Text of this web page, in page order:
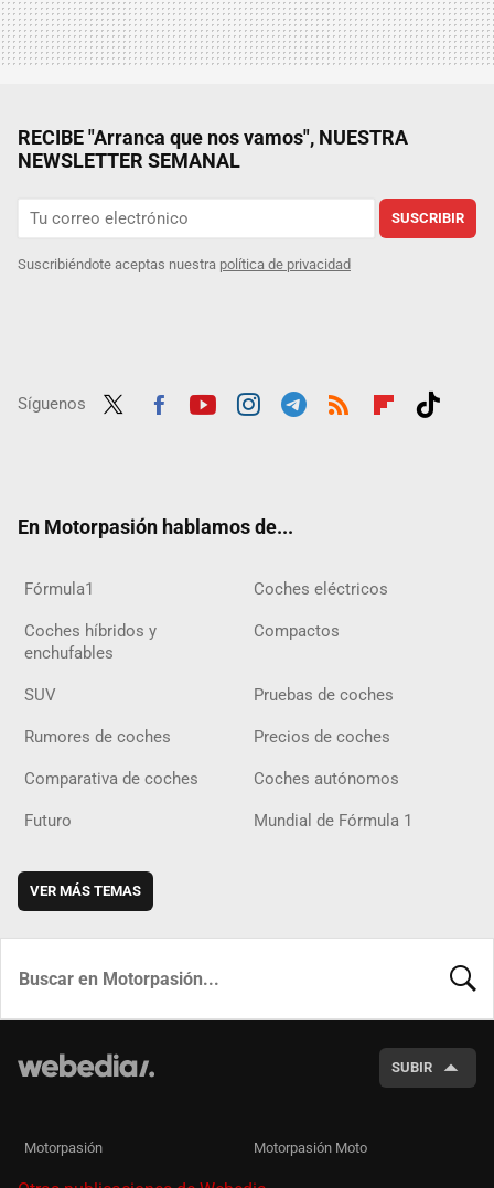
RECIBE "Arranca que nos vamos", NUESTRA
NEWSLETTER SEMANAL
SUSCRIBIR
Suscribiéndote aceptas nuestra política de privacidad
Síguenos
En Motorpasión hablamos de...
Fórmula1 Coches eléctricos
Coches híbridos y
enchufables
Compactos
SUV Pruebas de coches
Rumores de coches Precios de coches
Comparativa de coches Coches autónomos
Futuro Mundial de Fórmula 1
VER MÁS TEMAS
SUBIR
Motorpasión Motorpasión Moto